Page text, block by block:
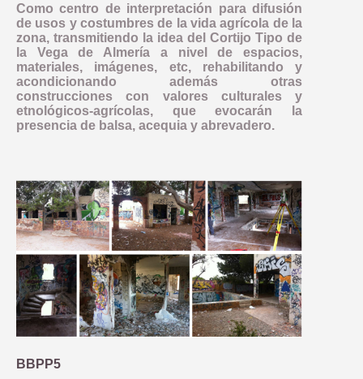
Como centro de interpretación para difusión
de usos y costumbres de la vida agrícola de la
zona, transmitiendo la idea del Cortijo Tipo de
la Vega de Almería a nivel de espacios,
materiales, imágenes, etc, rehabilitando y
acondicionando además otras
construcciones con valores culturales y
etnológicos-agrícolas, que evocarán la
presencia de balsa, acequia y abrevadero.
BBPP5